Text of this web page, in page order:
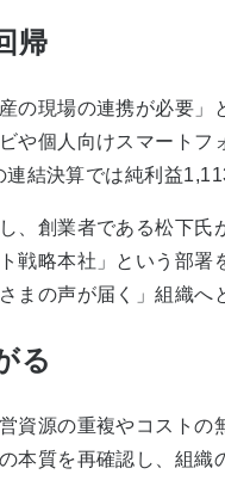
帰
現場の連携が必要
や個人向けスマート
結決算では純利益
創業者である松下
戦略本社」という部
まの声が届く」組織へ
る
源の重複やコストの
本質を再確認し、組織